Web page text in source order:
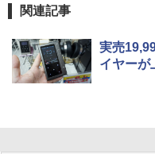
関連記事
実売
イヤーが